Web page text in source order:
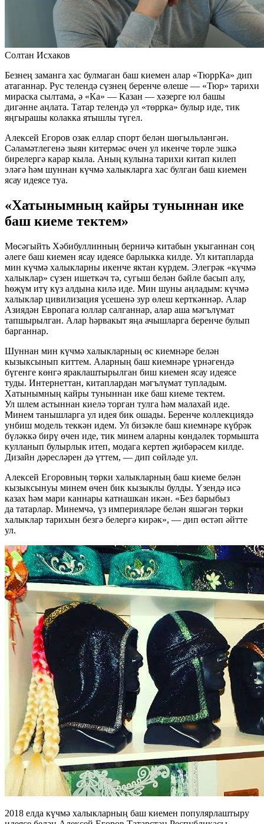
Солтан Исхаков
Безнең заманга хас булмаган баш киемен алар «ТюррКа» дип
атаганнар. Рус телендә сүзнең беренче өлеше — «Тюр» тарихи
мираска сылтама, ә «Ка» — Казан — хәзерге юл башы
дигәнне аңлата. Татар телендә ул «төррка» булыр иде, тик
яңгырашы колакка ятышлы түгел.
Алексей Егоров озак еллар спорт белән шөгыльләнгән.
Сәламәтлегенә зыян китермәс өчен ул икенче төрле эшкә
бирелергә карар кыла. Аның кулына тарихи китап килеп
эләгә һәм шуннан күчмә халыкларга хас булган баш киемен
ясау идеясе туа.
«Хатынымның кайры туныннан ике
баш киеме тектем»
Мөсәгыйть Хәбибуллинның берничә китабын укыганнан соң
әлеге баш киемен ясау идеясе барлыкка килде. Ул китапларда
мин күчмә халыкларны икенче яктан күрдем. Элегрәк «күчмә
халыклар» сүзен ишеткәч тә, сугыш белән бәйле басып алу,
һөҗүм итү күз алдына килә иде. Мин шуны аңладым: күчмә
халыклар цивилизация үсешенә зур өлеш керткәннәр. Алар
Азиядән Европага юллар салганнар, алар аша мәгълүмат
тапшырылган. Алар һәрвакыт яңа ачышларга беренче булып
барганнар.
Шуннан мин күчмә халыкларның өс киемнәре белән
кызыксынып киттем. Аларның баш киемнәре үрнәгендә
бүгенге көнгә яраклаштырылган биш киемен ясау идеясе
туды. Интернеттан, китаплардан мәгълүмат тупладым.
Хатынымның кайры туныннан ике баш киеме тектем.
Ул шлем астыннан киелә торган тулга һәм малахай иде.
Минем танышларга ул идея бик ошады. Беренче коллекциядә
унбиш модель теккән идем. Ул бизәкле баш киемнәре күбрәк
бүләккә бирү өчен иде, тик минем аларны көндәлек тормышта
кулланып булырлык итеп, модага кертеп җибәрәсем килде.
Дизайн дәресләрен дә үттем, — дип сөйләде ул.
Алексей Егоровның төрки халыкларның баш киеме белән
кызыксынуы минем өчен бик кызыклы булды. Үзендә исә
казах һәм мари каннары катнашкан икән. «Без барыбыз
да татарлар. Минемчә, үз империяләре белән яшәгән төрки
халыклар тарихын безгә белергә кирәк», — дип өстәп әйтте
ул.
2018 елда күчмә халыкларның баш киемен популярлаштыру